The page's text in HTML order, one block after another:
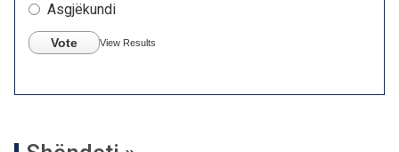
Asgjëkundi
Vote View Results